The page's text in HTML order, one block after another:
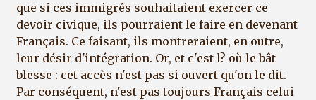
que si ces immigrés souhaitaient exercer ce
devoir civique, ils pourraient le faire en devenant
Français. Ce faisant, ils montreraient, en outre,
leur désir d'intégration. Or, et c'est l? où le bât
blesse : cet accès n'est pas si ouvert qu'on le dit.
Par conséquent, n'est pas toujours Français celui